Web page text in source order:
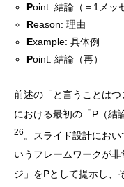
Point: 結論（＝1メッ
Reason: 理由
Example: 具体例
Point: 結論（再）
前述の「と言うことは
における最初の「P（結
26 。スライド設計にお
いうフレームワークが
ジ」をPとして提示し、